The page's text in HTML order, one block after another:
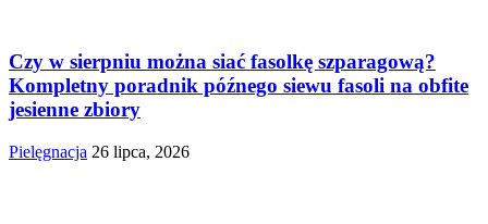
Czy w sierpniu można siać fasolkę szparagową?
Kompletny poradnik późnego siewu fasoli na obfite
jesienne zbiory
Pielęgnacja 26 lipca, 2026